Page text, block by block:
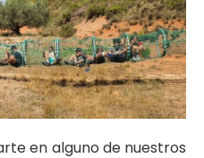
en alguno de nuestros